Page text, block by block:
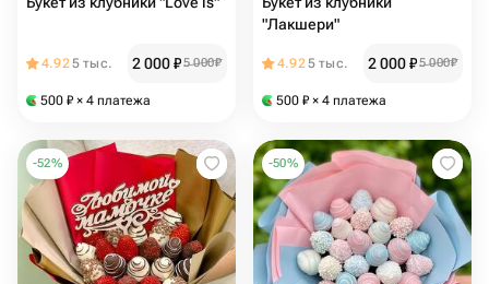
4.925 тыс. 2 000₽5 000₽
500 ₽ × 4 платежа
"Лакшери"
4.925 тыс. 2 000₽5 000₽
500 ₽ × 4 платежа
-52% -50%